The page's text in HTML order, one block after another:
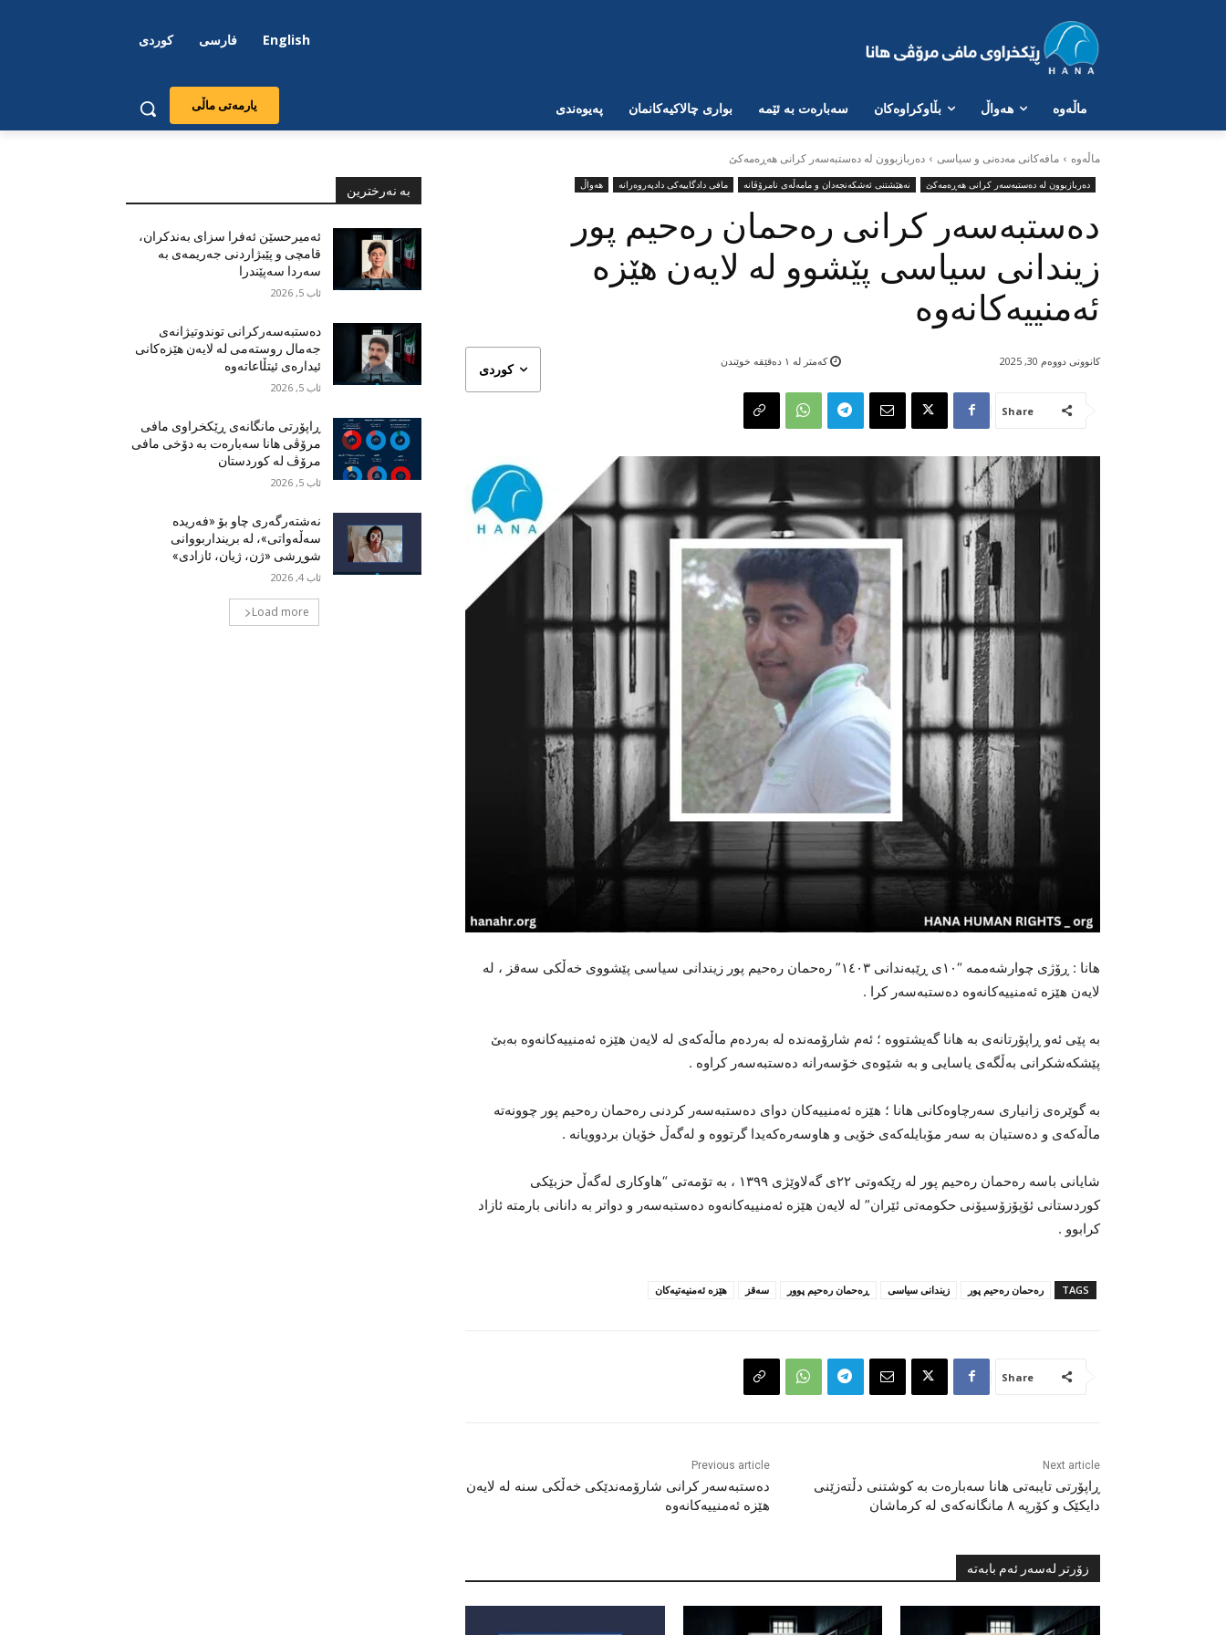
English فارسی کوردی
یارمەتی ماڵی ماڵەوە هەواڵ بڵاوکراوەکان سەبارەت بە ئێمە بواری چالاکیەکانمان پەیوەندی
ماڵه‌وه‌ مافەکانی مەدەنی و سیاسی دەربازبوون لە دەستبەسەر کرانی هەڕەمەکێ
دەربازبوون لە دەستبەسەر کرانی هەڕەمەکێ نەهێشتنی ئەشکەنجەدان و مامەڵەی نامرۆڤانە مافی دادگاییەکی دادپەروەرانە هەواڵ
دەستبەسەر کرانی رەحمان رەحیم پور
زیندانی سیاسی پێشوو لە لایەن هێزە
ئەمنییەکانەوە
کوردی کەمتر لە ١ دەقێقە خوێندن کانوونی دووەم 30, 2025
Share
هانا : ڕۆژی چوارشەممە “١٠ی ڕێبەندانی ١٤٠٣” رەحمان رەحیم پور زیندانی سیاسی پێشووی خەڵکی سەقز ، لە
لایەن هێزە ئەمنییەکانەوە دەستبەسەر کرا .
بە پێی ئەو ڕاپۆرتانەی بە هانا گەیشتووە ؛ ئەم شارۆمەندە لە بەردەم ماڵەکەی لە لایەن هێزە ئەمنییەکانەوە بەبێ
پێشکەشکرانی بەڵگەی یاسایی و بە شێوەی خۆسەرانە دەستبەسەر کراوە .
بە گوێرەی زانیاری سەرچاوەکانی هانا ؛ هێزە ئەمنییەکان دوای دەستبەسەر کردنی رەحمان رەحیم پور چوونەتە
ماڵەکەی و دەستیان بە سەر مۆبایلەکەی خۆیی و هاوسەرەکەیدا گرتووە و لەگەڵ خۆیان بردوویانە .
شایانی باسە رەحمان رەحیم پور لە رێکەوتی ٢٢ی گەلاوێژی ١٣٩٩ ، بە تۆمەتی “هاوکاری لەگەڵ حزبێکی
کوردستانی ئۆپۆزۆسیۆنی حکومەتی ئێران” له لایەن هێزە ئەمنییەکانەوە دەستبەسەر و دواتر بە دانانی بارمتە ئازاد
کرابوو .
TAGS رەحمان رەحیم پور زیندانی سیاسی ڕەحمان رەحیم پوور سەقز هێزە ئەمنیەتیەکان
Share
Previous article
دەستبەسەر کرانی شارۆمەندێکی خەڵکی سنە لە لایەن
هێزە ئەمنییەکانەوە
Next article
ڕاپۆرتی تایبەتی هانا سەبارەت بە کوشتنی دڵتەزێنی
دایکێک و کۆرپە ٨ مانگانەکەی لە کرماشان
زۆرتر لەسەر ئەم بابەتە
بە نەرخترین
ئەمیرحسێن ئەفرا سزای بەندکران،
قامچی و پێبژاردنی جەریمەی بە
سەردا سەپێندرا
ئاب 5, 2026
دەستبەسەرکرانی توندوتیژانەی
جەمال روستەمی لە لایەن هێزەکانی
ئیدارەی ئیتڵاعاتەوە
ئاب 5, 2026
ڕاپۆرتی مانگانەی ڕێکخراوی مافی
مرۆڤی هانا سەبارەت بە دۆخی مافی
مرۆڤ لە کوردستان
ئاب 5, 2026
نەشتەرگەری چاو بۆ «فەریدە
سەڵەواتی»، لە برینداربووانی
شوڕشی «ژن، ژیان، ئازادی»
ئاب 4, 2026
Load more